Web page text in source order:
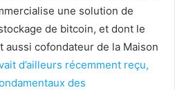
une solution de
de bitcoin, et dont le
aussi cofondateur de la Maison
d’ailleurs récemment reçu,
des